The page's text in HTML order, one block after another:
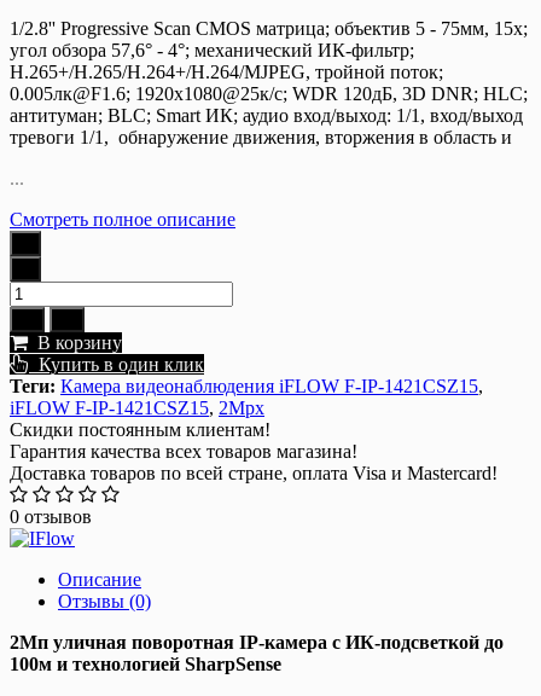
1/2.8'' Progressive Scan CMOS матрица; объектив 5 - 75мм, 15x;
угол обзора 57,6° - 4°; механический ИК-фильтр;
H.265+/H.265/H.264+/H.264/MJPEG, тройной поток;
0.005лк@F1.6; 1920х1080@25к/с; WDR 120дБ, 3D DNR; HLC;
антитуман; BLC; Smart ИК; аудио вход/выход: 1/1, вход/выход
тревоги 1/1, обнаружение движения, вторжения в область и
...
Смотреть полное описание
В корзину
Купить в один клик
Теги: Камера видеонаблюдения iFLOW F-IP-1421CSZ15,
iFLOW F-IP-1421CSZ15, 2Mpx
Скидки постоянным клиентам!
Гарантия качества всех товаров магазина!
Доставка товаров по всей стране, оплата Visa и Mastercard!
0 отзывов
Описание
Отзывы (0)
2Мп уличная поворотная IP-камера с ИК-подсветкой до
100м и технологией SharpSense